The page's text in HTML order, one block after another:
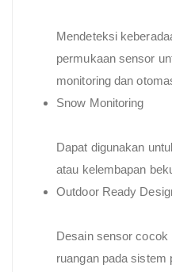
Mendeteksi
permukaan sensor
monitoring dan
Snow Monitoring
Dapat digunakan
atau kelembapan
Outdoor Ready
Desain sensor cocok
ruangan pada sistem